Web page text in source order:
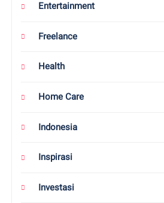
Entertainment
Freelance
Health
Home Care
Indonesia
Inspirasi
Investasi